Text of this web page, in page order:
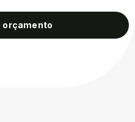
orçamento